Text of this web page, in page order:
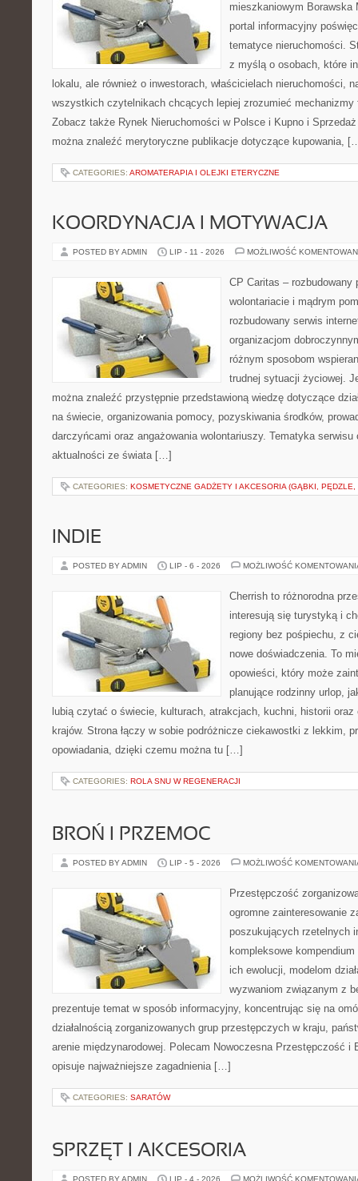
mieszkaniowym Borawska
portal informacyjny
tematyce nieruchomości.
z myślą o osobach, które
lokalu, ale również o inwestorach, właścicielach nieruchomości,
wszystkich czytelnikach chcących lepiej zrozumieć mechanizmy
Zobacz także Rynek Nieruchomości w Polsce i Kupno i
można znaleźć merytoryczne publikacje dotyczące kupowania,
CATEGORIES: AROMATERAPIA I OLEJKI ETERYCZNE
KOORDYNACJA I MOTYWACJA
POSTED BY ADMIN LIP - 11 - 2026 MOŻLIWOŚĆ
CP Caritas – rozbudowany
wolontariacie i mądrym
rozbudowany serwis
organizacjom
różnym sposobom
trudnej sytuacji życiowej.
można znaleźć przystępnie przedstawioną wiedzę dotyczące
na świecie, organizowania pomocy, pozyskiwania środków,
darczyńcami oraz angażowania wolontariuszy. Tematyka
aktualności ze świata […]
CATEGORIES: KOSMETYCZNE GADŻETY I AKCESORIA (GĄBKI, PĘDZLE,
INDIE
POSTED BY ADMIN LIP - 6 - 2026 MOŻLIWOŚĆ
Cherrish to różnorodna
interesują się turystyką i
regiony bez pośpiechu, z
nowe doświadczenia. To
opowieści, który może
planujące rodzinny urlop,
lubią czytać o świecie, kulturach, atrakcjach, kuchni, historii
krajów. Strona łączy w sobie podróżnicze ciekawostki z lekkim,
opowiadania, dzięki czemu można tu […]
CATEGORIES: ROLA SNU W REGENERACJI
BROŃ I PRZEMOC
POSTED BY ADMIN LIP - 5 - 2026 MOŻLIWOŚĆ
Przestępczość
ogromne zainteresowanie
poszukujących rzetelnych
kompleksowe
ich ewolucji, modelom
wyzwaniom związanym z
prezentuje temat w sposób informacyjny, koncentrując się na
działalnością zorganizowanych grup przestępczych w kraju,
arenie międzynarodowej. Polecam Nowoczesna Przestępczość i
opisuje najważniejsze zagadnienia […]
CATEGORIES: SARATÓW
SPRZĘT I AKCESORIA
POSTED BY ADMIN LIP - 4 - 2026 MOŻLIWOŚĆ